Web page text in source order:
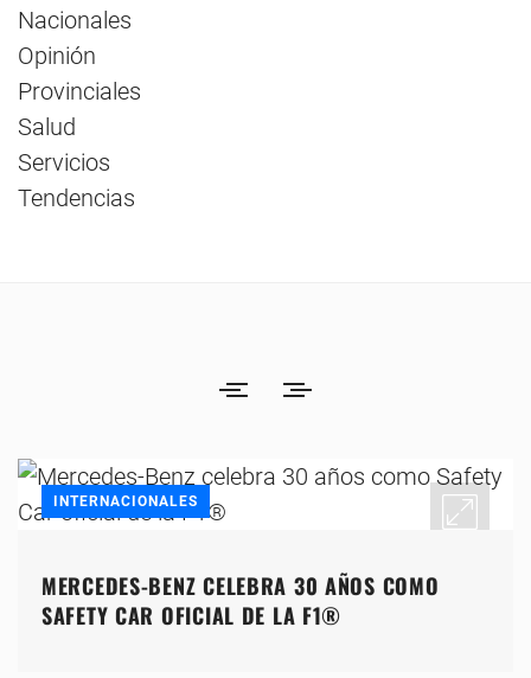
Nacionales
Opinión
Provinciales
Salud
Servicios
Tendencias
INTERNACIONALES
MERCEDES-BENZ CELEBRA 30 AÑOS COMO
SAFETY CAR OFICIAL DE LA F1®